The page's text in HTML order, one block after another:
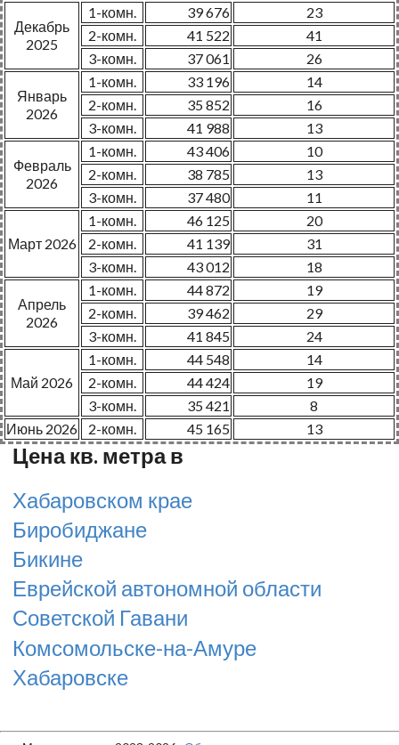
Декабрь
2025
1-комн. 39 676
23
2-комн.
41 522
41
3-комн.
37 061 26
Январь
2026
1-комн. 33 196
14
2-комн.
35 852
16
3-комн.
41 988 13
Февраль
2026
1-комн. 43 406
10
2-комн.
38 785
13
3-комн.
37 480 11
Март 2026
1-комн. 46 125
20
2-комн.
41 139
31
3-комн.
43 012 18
Апрель
2026
1-комн. 44 872
19
2-комн.
39 462
29
3-комн.
41 845 24
Май 2026
1-комн. 44 548
14
2-комн.
44 424
19
3-комн.
35 421
8
Июнь 2026
2-комн. 45 165 13
Цена кв. метра в
Хабаровском крае
Биробиджане
Бикине
Еврейской автономной области
Советской Гавани
Комсомольске-на-Амуре
Хабаровске